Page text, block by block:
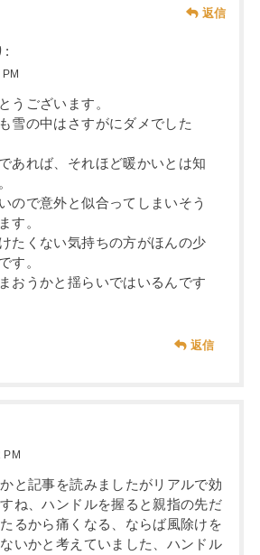
返信
:
うございます。
雪の中はさすがにダメでした
あれば、それほど暖かいとは知
ので意外と似合ってしまいそう
す。
たくない気持ちの方がほんの少
す。
おうかと揺らいではいるんです
返信
PM
と記事を読みましたがリアルで効
ね、ハンドルを握ると親指の先だ
るから痛くなる、ならば風除けを
いかと考えていました、ハンドル